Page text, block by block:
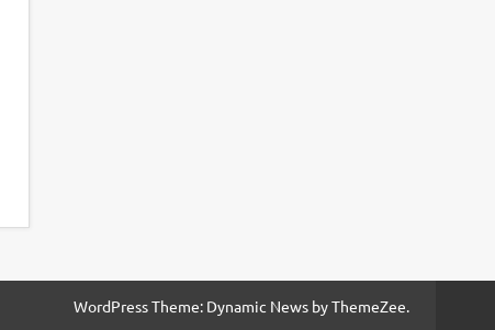
WordPress Theme: Dynamic News by ThemeZee.